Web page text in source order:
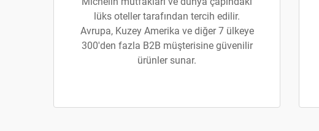
lüks oteller tarafından tercih edilir.
Avrupa, Kuzey Amerika ve diğer 7 ülkeye
300'den fazla B2B müşterisine güvenilir
ürünler sunar.